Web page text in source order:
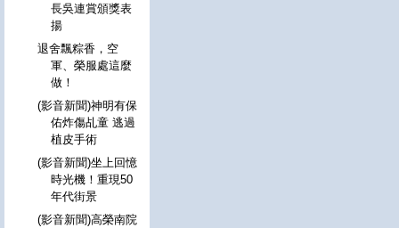
長吳連賞頒獎表
揚
退舍飄粽香，空
軍、榮服處這麼
做！
(影音新聞)神明有保
佑炸傷乩童 逃過
植皮手術
(影音新聞)坐上回憶
時光機！重現50
年代街景
(影音新聞)高榮南院